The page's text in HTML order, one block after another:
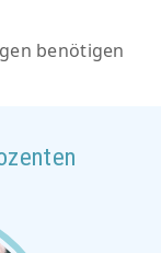
benötigen